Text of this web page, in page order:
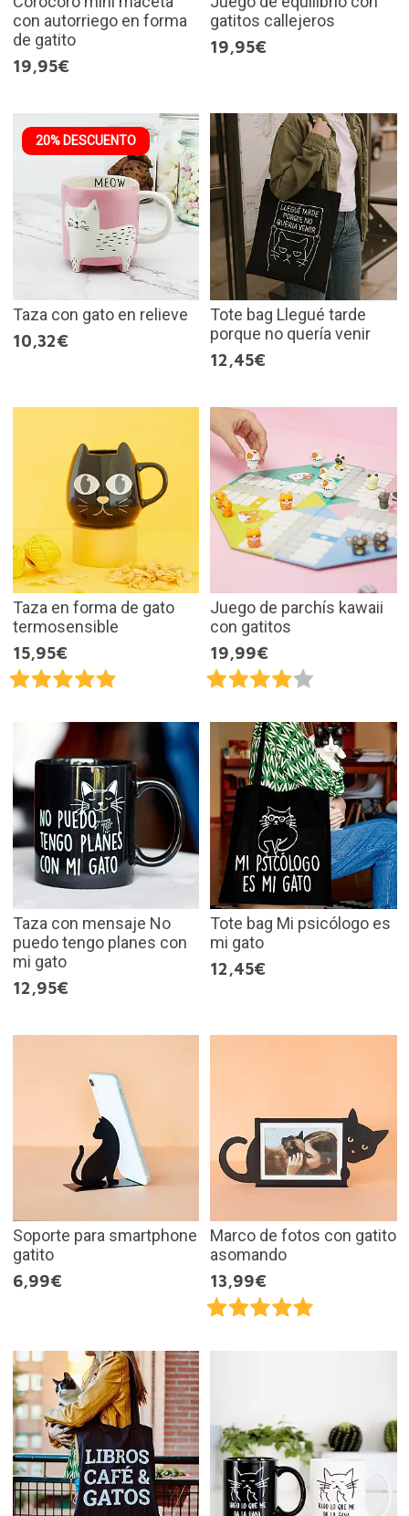
con autorriego en forma
de gatito
19,95€
gatitos callejeros
19,95€
20% DESCUENTO
Taza con gato en relieve
10,32€
Tote bag Llegué tarde
porque no quería venir
12,45€
Taza en forma de gato
termosensible
15,95€
Juego de parchís kawaii
con gatitos
19,99€
Taza con mensaje No
puedo tengo planes con
mi gato
12,95€
Tote bag Mi psicólogo es
mi gato
12,45€
Soporte para smartphone
gatito
6,99€
Marco de fotos con gatito
asomando
13,99€